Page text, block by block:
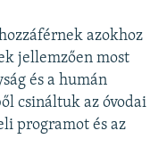
azokhoz
jellemzően most
és a humán
csináltuk az óvodai
programot és az